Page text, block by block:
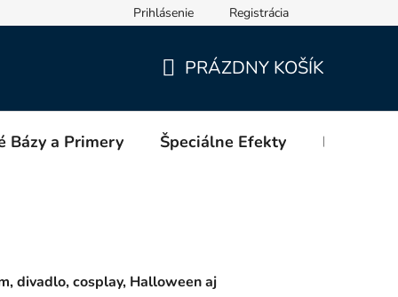
Prihlásenie Registrácia
KOŠÍK
PRÁZDNY KOŠÍK
Bázy a Primery Špeciálne Efekty Blog
divadlo, cosplay, Halloween aj